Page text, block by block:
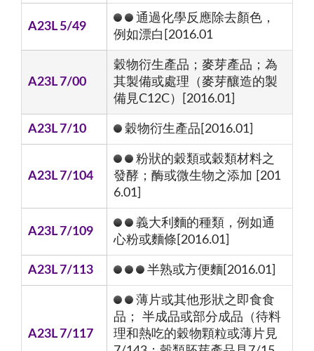
A23L 5/49
通過化學反應除去顏色，
例如漂白[2016.01
A23L 7/00
穀物衍生產品；麥芽產品；為
其製備或處理（麥芽釀造的製
備見C12C）[2016.01]
A23L 7/10 穀物衍生產品[2016.01]
A23L 7/104
粉狀的穀類或穀類材料之
發酵；酶或微生物之添加 [201
6.01]
A23L 7/109
義大利麵的種類，例如通
心粉或麵條[2016.01]
A23L 7/113 半熟或方便麵[2016.01]
A23L 7/117
薄片或其他形狀之即食食
品； 半成品或部分成品（待料
理和熱吃的穀物顆粒或薄片見